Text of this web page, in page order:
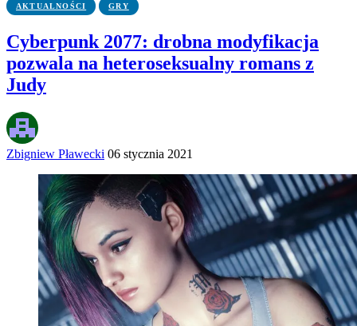
AKTUALNOŚCI GRY
Cyberpunk 2077: drobna modyfikacja
pozwala na heteroseksualny romans z
Judy
Zbigniew Pławecki 06 stycznia 2021